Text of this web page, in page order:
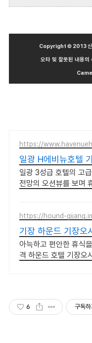
Copyright © 2013 신난
오타 및 잘못된 내용의
https://
일광 H에비뉴호텔
프탑 인피니티 풀(
일광 3성급 호텔의 고
전망의 오션뷰를 보며
https://hound-
기장 하운드 기장오
마룸, 키즈풀, 패밀
아늑하고 편안한 휴식
격 하운드 호텔 기장오
6 구독하